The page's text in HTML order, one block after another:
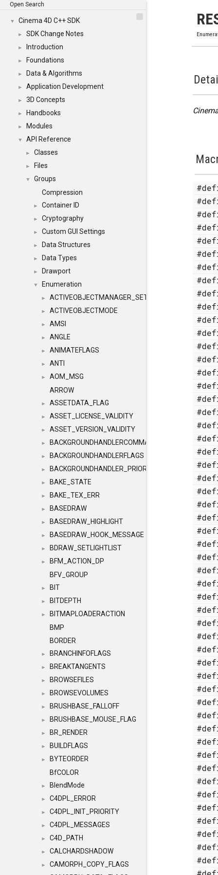
Open Search
▼ Cinema 4D C++ SDK
► SDK Change Notes
► Introduction
► Foundations
► Data & Algorithms
► Application Development
► 3D Concepts
► Handbooks
► Modules
▼ API Reference
► Classes
► Files
▼
Groups
Compression
► Container ID
► Cryptography
► Custom GUI Settings
► Data Structures
► Data Types
► Drawport
▼ Enumeration
► ACTIVEOBJECTMANAGER_SETOBJECTS
► ACTIVEOBJECTMODE
► AMSI
► ANGLE
► ANIMATEFLAGS
► ANTI
►
AOM_MSG
ARROW
► ASSETDATA_FLAG
► ASSET_LICENSE_VALIDITY
► ASSET_VERSION_VALIDITY
► BACKGROUNDHANDLERCOMMAND
► BACKGROUNDHANDLERFLAGS
► BACKGROUNDHANDLER_PRIORITY
► BAKE_STATE
► BAKE_TEX_ERR
► BASEDRAW
► BASEDRAW_HIGHLIGHT
► BASEDRAW_HOOK_MESSAGE
► BDRAW_SETLIGHTLIST
►
BFM_ACTION_DP
BFV_GROUP
► BIT
► BITDEPTH
►
BITMAPLOADERACTION
BMP
BORDER
► BRANCHINFOFLAGS
► BREAKTANGENTS
► BROWSEFILES
► BROWSEVOLUMES
► BRUSHBASE_FALLOFF
► BRUSHBASE_MOUSE_FLAG
► BR_RENDER
► BUILDFLAGS
►
BYTEORDER
BfCOLOR
► BlendMode
► C4DPL_ERROR
► C4DPL_INIT_PRIORITY
► C4DPL_MESSAGES
► C4D_PATH
► CALCHARDSHADOW
►
CAMORPH_COPY_FLAGS